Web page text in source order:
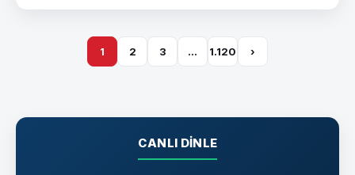
1 2 3 … 1.120 ›
CANLI DINLE